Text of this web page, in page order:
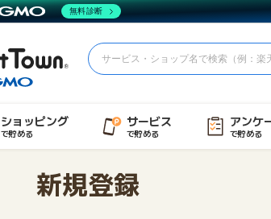
ショッピング
で貯める
サービス
で貯める
アンケ
で貯める
新規登録
無料診断